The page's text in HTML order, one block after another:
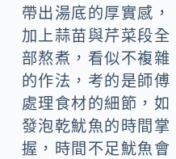
帶出湯底的厚實感，
加上蒜苗與芹菜段全
部熬煮，看似不複雜
的作法，考的是師傅
處理食材的細節，如
發泡乾魷魚的時間掌
握，時間不足魷魚會